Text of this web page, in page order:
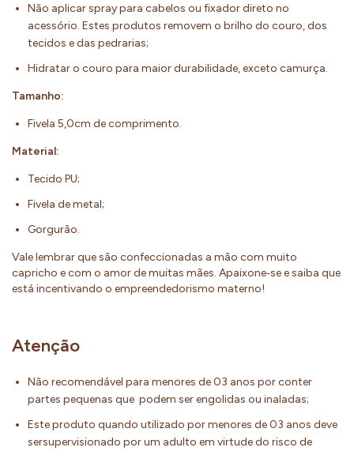
Não aplicar spray para cabelos ou fixador direto no
acessório. Estes produtos removem o brilho do couro, dos
tecidos e das pedrarias;
Hidratar o couro para maior durabilidade, exceto camurça.
Tamanho:
Fivela 5,0cm de comprimento.
Material:
Tecido PU;
Fivela de metal;
Gorgurão.
Vale lembrar que são confeccionadas a mão com muito
capricho e com o amor de muitas mães. Apaixone‐se e saiba que
está incentivando o empreendedorismo materno!
Atenção
Não recomendável para menores de 03 anos por conter
partes pequenas que podem ser engolidas ou inaladas;
Este produto quando utilizado por menores de 03 anos deve
sersupervisionado por um adulto em virtude do risco de